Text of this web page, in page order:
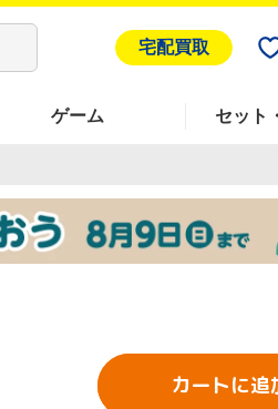
宅配買取
ゲーム セット
カートに追